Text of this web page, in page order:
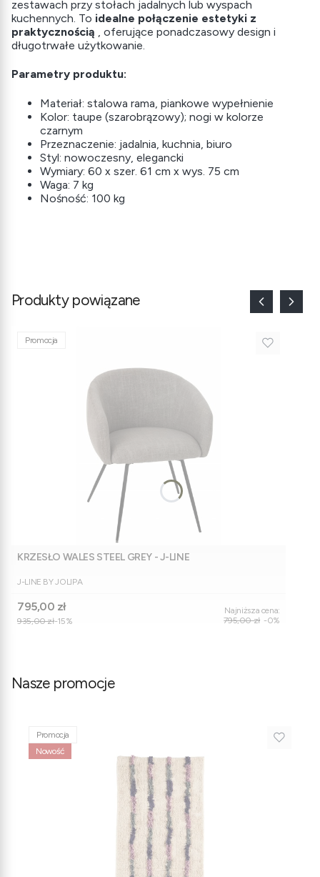
zestawach przy stołach jadalnych lub wyspach
kuchennych. To idealne połączenie estetyki z
praktycznością , oferujące ponadczasowy design i
długotrwałe użytkowanie.
Parametry produktu:
Materiał: stalowa rama, piankowe wypełnienie
Kolor: taupe (szarobrązowy); nogi w kolorze
czarnym
Przeznaczenie: jadalnia, kuchnia, biuro
Styl: nowoczesny, elegancki
Wymiary: 60 x szer. 61 cm x wys. 75 cm
Waga: 7 kg
Nośność: 100 kg
Produkty powiązane
Promocja
KRZESŁO WALES STEEL GREY - J-LINE
PRODUCENT
J-LINE BY JOLIPA
Cena promocyjna
795,00 zł
935,00 zł-15%
Najniższa cena:
795,00 zł -0%
Nasze promocje
Promocja
Nowość